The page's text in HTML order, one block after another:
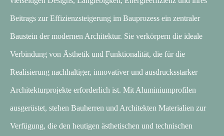
Beitrags zur Effizienzsteigerung im Bauprozess ein zentraler
Baustein der modernen Architektur. Sie verkörpern die ideale
Verbindung von Ästhetik und Funktionalität, die für die
Realisierung nachhaltiger, innovativer und ausdrucksstarker
Architekturprojekte erforderlich ist. Mit Aluminiumprofilen
ausgerüstet, stehen Bauherren und Architekten Materialien zur
Verfügung, die den heutigen ästhetischen und technischen